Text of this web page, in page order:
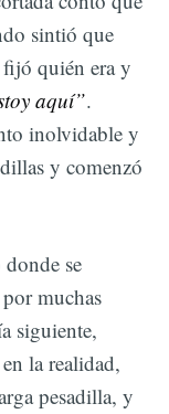
sintió que
fijó quién era y
aquí”.
inolvidable y
y comenzó
se
muchas
siguiente,
la realidad,
pesadilla, y